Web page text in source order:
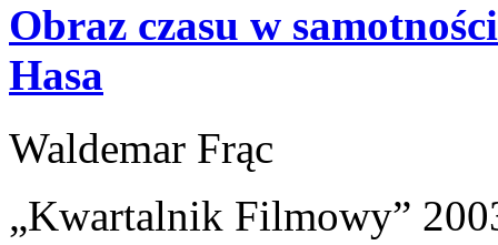
Obraz czasu w
Hasa
Waldemar Frąc
„Kwartalnik Filmowy”